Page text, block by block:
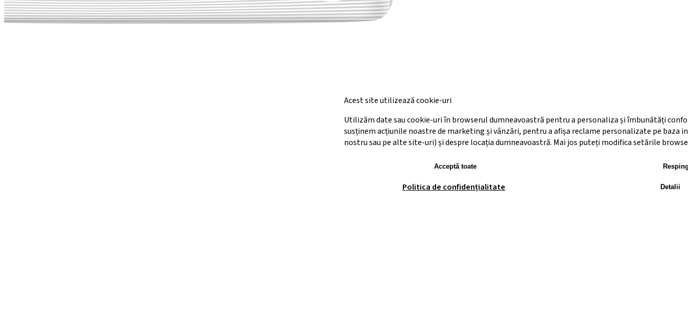
Acest site utilizează cookie-uri
Utilizăm date sau cookie-uri în browserul dumneavoastră pentru a personaliza și îmbunătăți
susținem acțiunile noastre de marketing și vânzări, pentru a afișa reclame personalizate pe
nostru sau pe alte site-uri) și despre locația dumneavoastră. Mai jos puteți modifica setările
Acceptă toate
Politica de confidențialitate Detalii